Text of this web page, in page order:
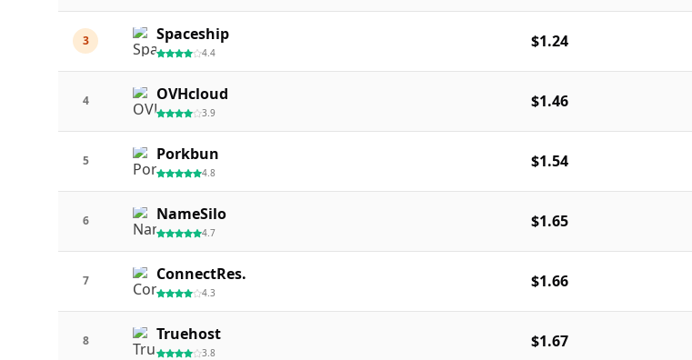
3 Spaceship
4.4
$1.24
4 OVHcloud
3.9
$1.46
5 Porkbun
4.8
$1.54
6 NameSilo
4.7
$1.65
7 ConnectRes.
4.3
$1.66
8 Truehost
3.8
$1.67